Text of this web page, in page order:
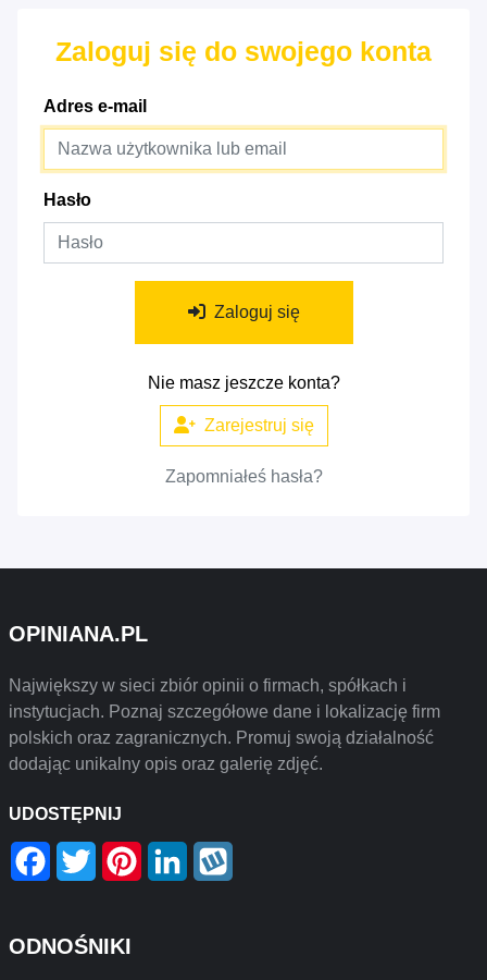
Zaloguj się do swojego konta
Adres e-mail
Hasło
Zaloguj się
Nie masz jeszcze konta?
Zarejestruj się
Zapomniałeś hasła?
OPINIANA.PL
Największy w sieci zbiór opinii o firmach, spółkach i
instytucjach. Poznaj szczegółowe dane i lokalizację firm
polskich oraz zagranicznych. Promuj swoją działalność
dodając unikalny opis oraz galerię zdjęć.
UDOSTĘPNIJ
Facebook
Twitter PinterestLinkedIn
ODNOŚNIKI